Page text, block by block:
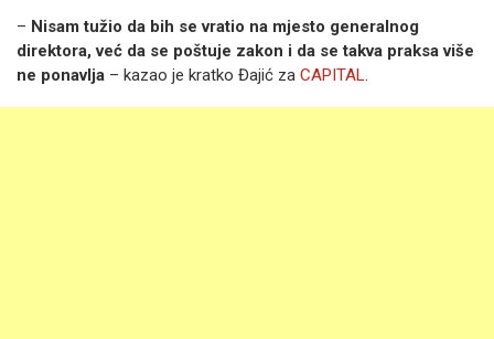
– Nisam tužio da bih se vratio na mjesto generalnog
direktora, već da se poštuje zakon i da se takva praksa više
ne ponavlja – kazao je kratko Đajić za CAPITAL.